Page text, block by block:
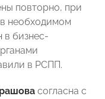
повторно, при
необходимом
в бизнес-
в РСПП.
согласна с